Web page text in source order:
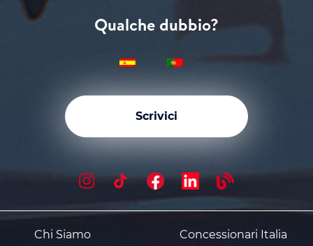
Qualche dubbio?
Scrivici
Chi Siamo
Concessionari Italia